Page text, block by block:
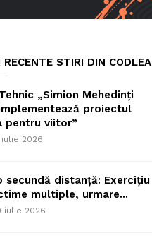
RECENTE STIRI DIN CODLEA
„Simion Mehedinți
proiectul
pentru viitor”
iulie 2026
secundă distanță: Exercițiu
multiple, urmare...
iulie 2026